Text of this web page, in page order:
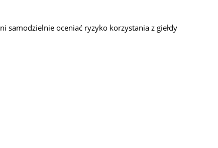
samodzielnie oceniać ryzyko korzystania z giełdy